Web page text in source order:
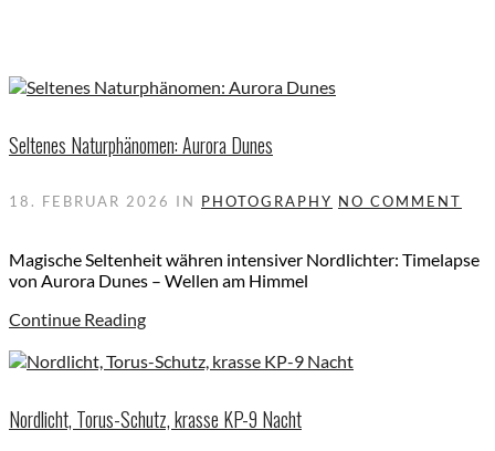
Seltenes Naturphänomen: Aurora Dunes
18. FEBRUAR 2026 IN PHOTOGRAPHY NO COMMENT
Magische Seltenheit währen intensiver Nordlichter: Timelapse
von Aurora Dunes – Wellen am Himmel
Continue Reading
Nordlicht, Torus-Schutz, krasse KP-9 Nacht